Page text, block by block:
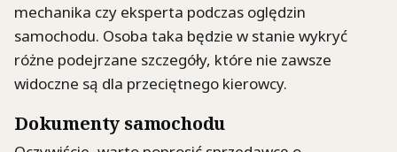
mechanika czy eksperta podczas oględzin
samochodu. Osoba taka będzie w stanie wykryć
różne podejrzane szczegóły, które nie zawsze
widoczne są dla przeciętnego kierowcy.
Dokumenty samochodu